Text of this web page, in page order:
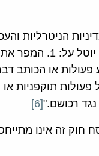
1960 – "עונש על הפרת מדיניות
מדינה זרה. עונש של מעצר לפרק
על הניטרליות שלה במלחמה. 2. המבצע
תוקפניות
רכושם."[6]
משנת 1979 – "בנושא, שנוסח חוק זה